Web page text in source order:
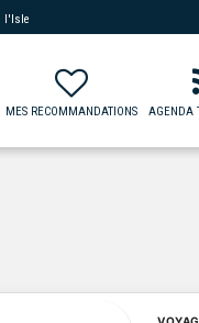
l'Isle
MES RECOMMANDATIONS AGENDA